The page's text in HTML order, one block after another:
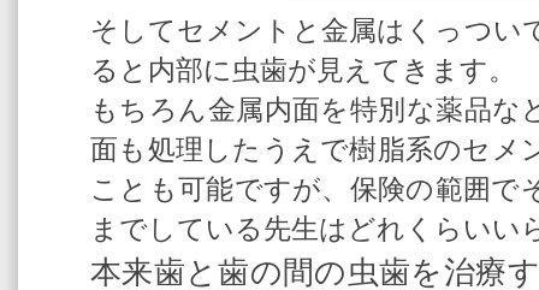
そしてセメントと金属はくっつい
ると内部に虫歯が見えてきます。
もちろん金属内面を特別な薬品な
面も処理したうえで樹脂系のセメ
ことも可能ですが、保険の範囲で
までしている先生はどれくらいい
本来歯と歯の間の虫歯を治療